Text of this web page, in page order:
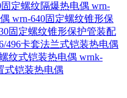
固定螺纹隔爆热电偶 wrn-
wrn-640固定螺纹锥形保
固定螺纹锥形保护管装配
496卡套法兰式铠装热电偶
纹式铠装热电偶 wrnk-
式铠装热电偶